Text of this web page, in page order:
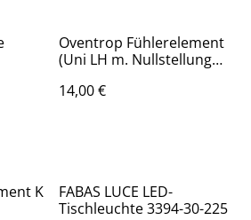
Oventrop Fühlerelement
(Uni LH m. Nullstellung
14,00 €
K
FABAS LUCE LED-
Tischleuchte 3394-30-225